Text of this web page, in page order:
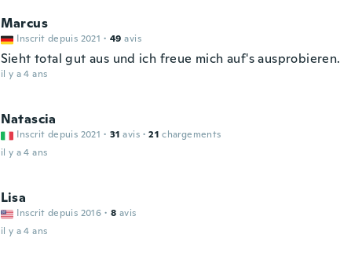
Marcus
Inscrit depuis 2021 · 49 avis
Sieht total gut aus und ich freue mich auf's ausprobieren.
il y a 4 ans
Natascia
Inscrit depuis 2021 · 31 avis · 21 chargements
il y a 4 ans
Lisa
Inscrit depuis 2016 · 8 avis
il y a 4 ans